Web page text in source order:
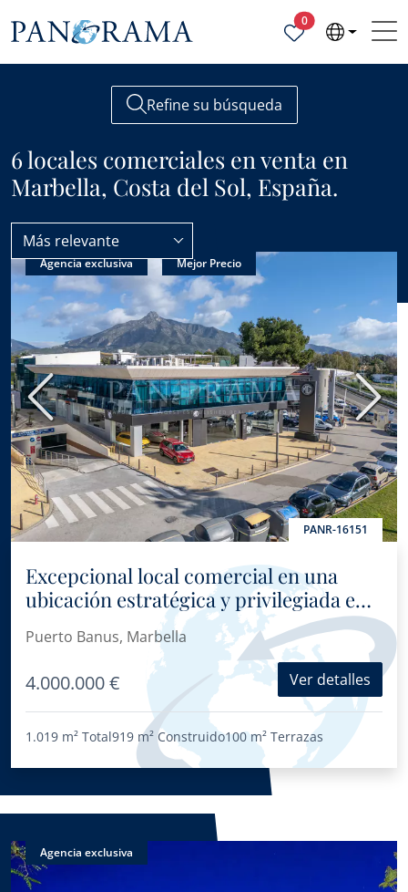
0Propiedades
Refine su búsqueda
6 locales comerciales en venta en
Marbella, Costa del Sol, España.
Todas las propiedades en venta Locales Comerciales
Más relevante
Anterior
Agencia exclusiva Mejor Precio
PANR-16151
Excepcional local comercial en una
ubicación estratégica y privilegiada en
el Centro de Negocios Puerta de Banús
Puerto Banus, Marbella
4.000.000 € Ver detalles
1.019 m² Total919 m² Construido100 m² Terrazas
Agencia exclusiva